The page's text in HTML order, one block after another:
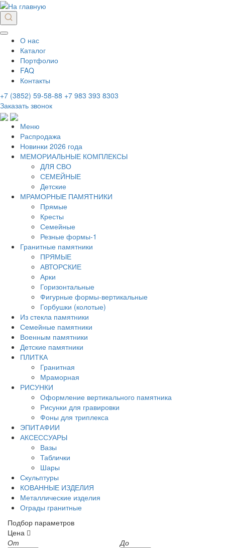
О нас
Каталог
Портфолио
FAQ
Контакты
+7 (3852) 59-58-88 +7 983 393 8303
Заказать звонок
Меню
Распродажа
Новинки 2026 года
МЕМОРИАЛЬНЫЕ КОМПЛЕКСЫ
ДЛЯ СВО
СЕМЕЙНЫЕ
Детские
МРАМОРНЫЕ ПАМЯТНИКИ
Прямые
Кресты
Семейные
Резные формы-1
Гранитные памятники
ПРЯМЫЕ
АВТОРСКИЕ
Арки
Горизонтальные
Фигурные формы-вертикальные
Горбушки (колотые)
Из стекла памятники
Семейные памятники
Военным памятники
Детские памятники
ПЛИТКА
Гранитная
Мраморная
РИСУНКИ
Оформление вертикального памятника
Рисунки для гравировки
Фоны для триплекса
ЭПИТАФИИ
АКСЕССУАРЫ
Вазы
Таблички
Шары
Скульптуры
КОВАННЫЕ ИЗДЕЛИЯ
Металлические изделия
Ограды гранитные
Подбор параметров
Цена
От
До